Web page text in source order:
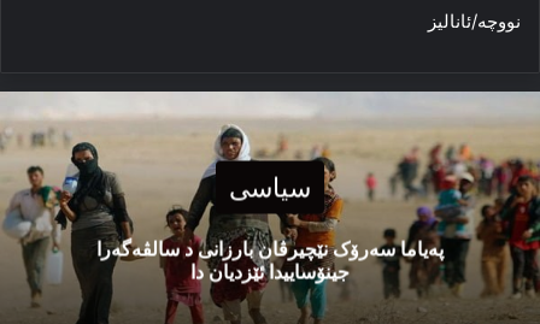
نووچه‌/ئانالیز
سیاسی
پەیاما سەرۆک نێچیرڤان بارزانی د سالڤەگەرا
جینۆساییدا ئێزدیان دا